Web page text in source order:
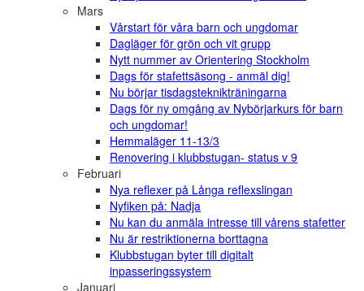
Mars
Vårstart för våra barn och ungdomar
Dagläger för grön och vit grupp
Nytt nummer av Orientering Stockholm
Dags för stafettsäsong - anmäl dig!
Nu börjar tisdagsteknikträningarna
Dags för ny omgång av Nybörjarkurs för barn
och ungdomar!
Hemmaläger 11-13/3
Renovering i klubbstugan- status v 9
Februari
Nya reflexer på Långa reflexslingan
Nyfiken på: Nadja
Nu kan du anmäla intresse till vårens stafetter
Nu är restriktionerna borttagna
Klubbstugan byter till digitalt
inpasseringssystem
Januari